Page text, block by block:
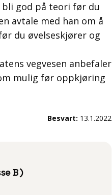
god på teori før du
avtale med han om å
du øvelseskjører og
vegvesen anbefaler
mulig før oppkjøring
Besvart: 13.1.2022
B)